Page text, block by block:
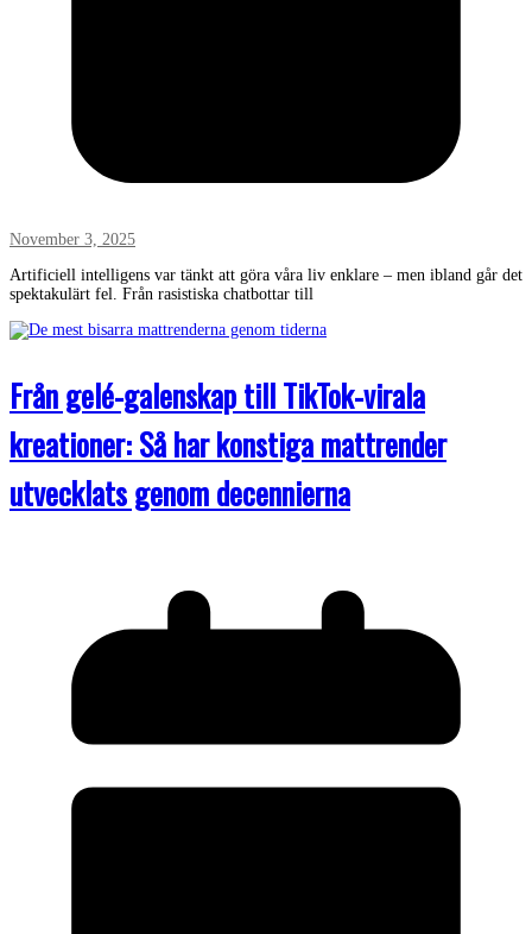
November 3, 2025
Artificiell intelligens var tänkt att göra våra liv enklare – men ibland går det
spektakulärt fel. Från rasistiska chatbottar till
Från gelé-galenskap till TikTok-virala
kreationer: Så har konstiga mattrender
utvecklats genom decennierna